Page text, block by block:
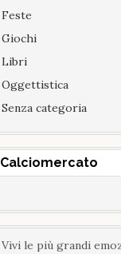
Feste
Giochi
Libri
Oggettistica
Senza categoria
Calciomercato
Vivi le più grandi